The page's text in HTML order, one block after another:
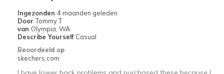
Ingezonden 4 maanden geleden
Door Tommy T
van Olympia, WA
Describe Yourself Casual
Beoordeeld op
skechers.com